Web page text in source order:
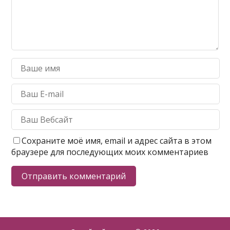
Сохраните моё имя, email и адрес сайта в этом
браузере для последующих моих комментариев